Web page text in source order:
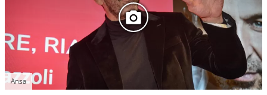
Ansa